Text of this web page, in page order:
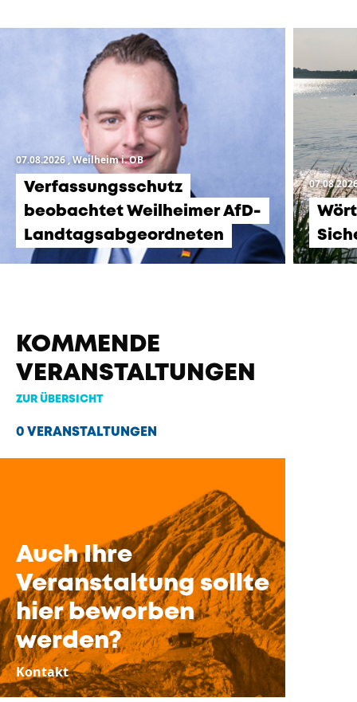
07.08.2026, Weilheim i. OB
Verfassungsschutz
beobachtet Weilheimer AfD-
Landtagsabgeordneten
KOMMENDE
VERANSTALTUNGEN
ZUR ÜBERSICHT
0 VERANSTALTUNGEN
Auch Ihre
Veranstaltung sollte
hier beworben
werden?
Kontakt